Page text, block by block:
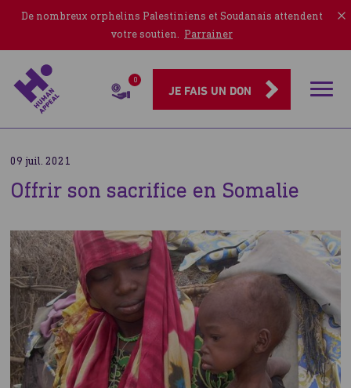
De nombreux orphelins Palestiniens et Soudanais attendent
votre soutien. Parrainer
0
JE FAIS UN DON
09 juil. 2021
Offrir son sacrifice en Somalie